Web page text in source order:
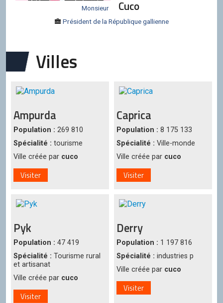
Monsieur Cuco
Président de la République gallienne
Villes
Ampurda
Population : 269 810
Spécialité : tourisme
Ville créée par cuco
Visiter
Caprica
Population : 8 175 133
Spécialité : Ville-monde
Ville créée par cuco
Visiter
Pyk
Population : 47 419
Spécialité : Tourisme rural
et artisanat
Ville créée par cuco
Visiter
Derry
Population : 1 197 816
Spécialité : industries p
Ville créée par cuco
Visiter